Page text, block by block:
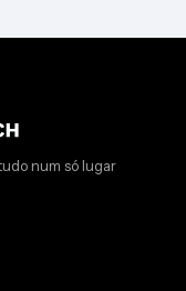
num só lugar